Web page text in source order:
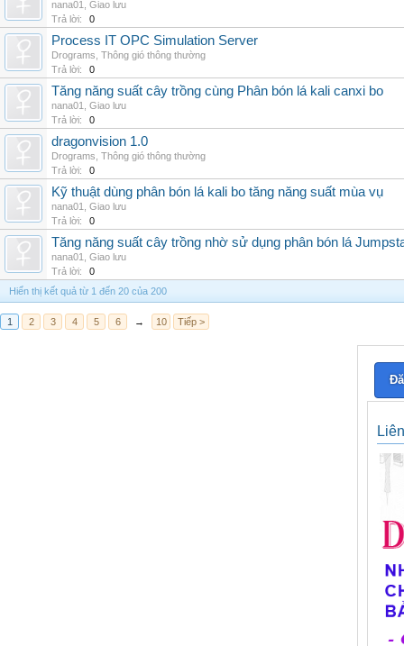
nana01
Giao lưu
Trả lời:
0
Process IT OPC Simulation Server
Drograms Thông gió thông thường
Trả lời:
0
Tăng năng suất cây trồng cùng Phân bón lá kali canxi bo
nana01
Giao lưu
Trả lời:
0
dragonvision 1.0
Drograms Thông gió thông thường
Trả lời:
0
Kỹ thuật dùng phân bón lá kali bo tăng năng suất mùa vụ
nana01
Giao lưu
Trả lời:
0
Tăng năng suất cây trồng nhờ sử dụng phân bón lá
nana01
Giao lưu
Trả lời:
0
Hiển thị kết quả từ 1 đến 20 của 200
1 2 3 4 5 6 → 10 Tiếp >